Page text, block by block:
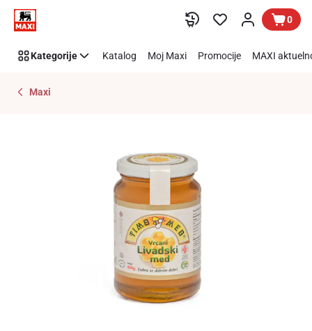
Preskoči link 0
Kategorije Katalog Moj Maxi Promocije MAXI
Maxi